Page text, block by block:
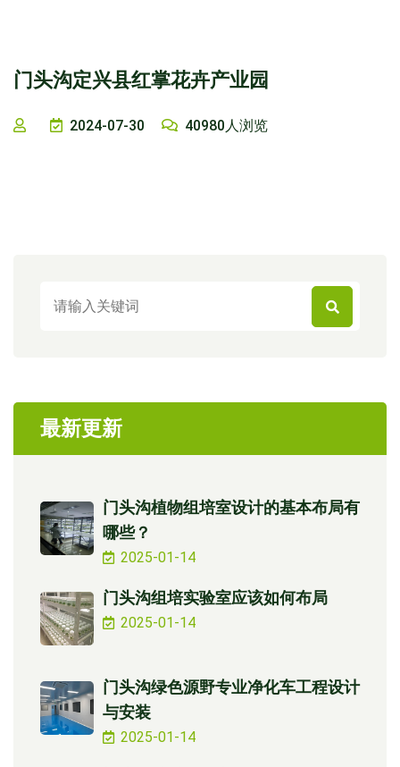
门头沟定兴县红掌花卉产业园
2024-07-30 40980人浏览
最新更新
门头沟植物组培室设计的基本布局有
哪些？
2025-01-14
门头沟组培实验室应该如何布局
2025-01-14
门头沟绿色源野专业净化车工程设计
与安装
2025-01-14